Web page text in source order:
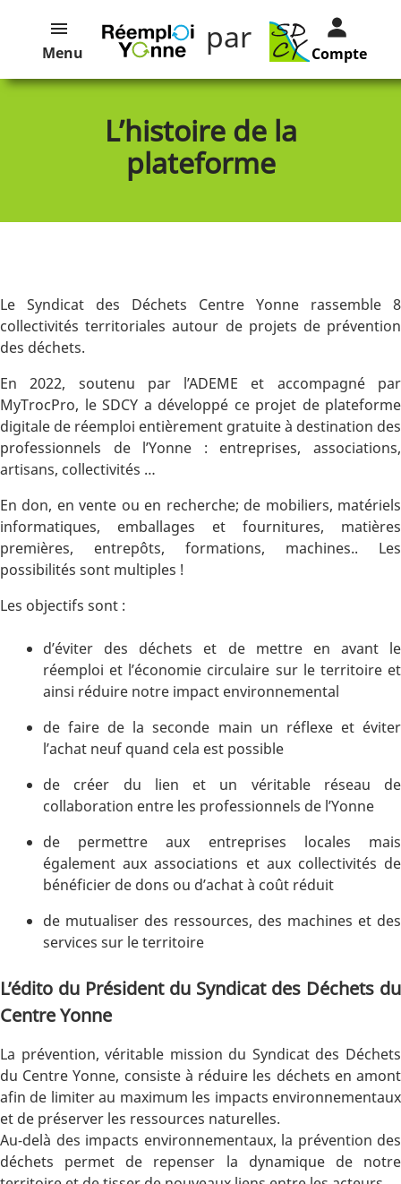
Menu par Compte
L’histoire de la
plateforme
Le Syndicat des Déchets Centre Yonne rassemble 8
collectivités territoriales autour de projets de prévention
des déchets.
En 2022, soutenu par l’ADEME et accompagné par
MyTrocPro, le SDCY a développé ce projet de plateforme
digitale de réemploi entièrement gratuite à destination des
professionnels de l’Yonne : entreprises, associations,
artisans, collectivités …
En don, en vente ou en recherche; de mobiliers, matériels
informatiques, emballages et fournitures, matières
premières, entrepôts, formations, machines.. Les
possibilités sont multiples !
Les objectifs sont :
d’éviter des déchets et de mettre en avant le
réemploi et l’économie circulaire sur le territoire et
ainsi réduire notre impact environnemental
de faire de la seconde main un réflexe et éviter
l’achat neuf quand cela est possible
de créer du lien et un véritable réseau de
collaboration entre les professionnels de l’Yonne
de permettre aux entreprises locales mais
également aux associations et aux collectivités de
bénéficier de dons ou d’achat à coût réduit
de mutualiser des ressources, des machines et des
services sur le territoire
L’édito du Président du Syndicat des Déchets du
Centre Yonne
La prévention, véritable mission du Syndicat des Déchets
du Centre Yonne, consiste à réduire les déchets en amont
afin de limiter au maximum les impacts environnementaux
et de préserver les ressources naturelles.
Au-delà des impacts environnementaux, la prévention des
déchets permet de repenser la dynamique de notre